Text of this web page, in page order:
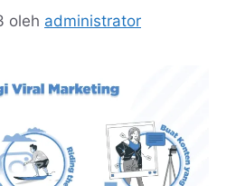
oleh administrator